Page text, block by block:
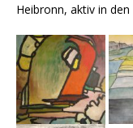
Heibronn, aktiv in